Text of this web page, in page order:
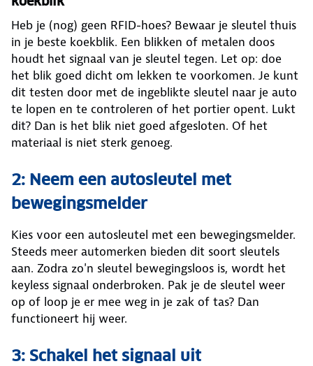
Heb je (nog) geen RFID-hoes? Bewaar je sleutel thuis
in je beste koekblik. Een blikken of metalen doos
houdt het signaal van je sleutel tegen. Let op: doe
het blik goed dicht om lekken te voorkomen. Je kunt
dit testen door met de ingeblikte sleutel naar je auto
te lopen en te controleren of het portier opent. Lukt
dit? Dan is het blik niet goed afgesloten. Of het
materiaal is niet sterk genoeg.
2: Neem een autosleutel met
bewegingsmelder
Kies voor een autosleutel met een bewegingsmelder.
Steeds meer automerken bieden dit soort sleutels
aan. Zodra zo'n sleutel bewegingsloos is, wordt het
keyless signaal onderbroken. Pak je de sleutel weer
op of loop je er mee weg in je zak of tas? Dan
functioneert hij weer.
3: Schakel het signaal uit